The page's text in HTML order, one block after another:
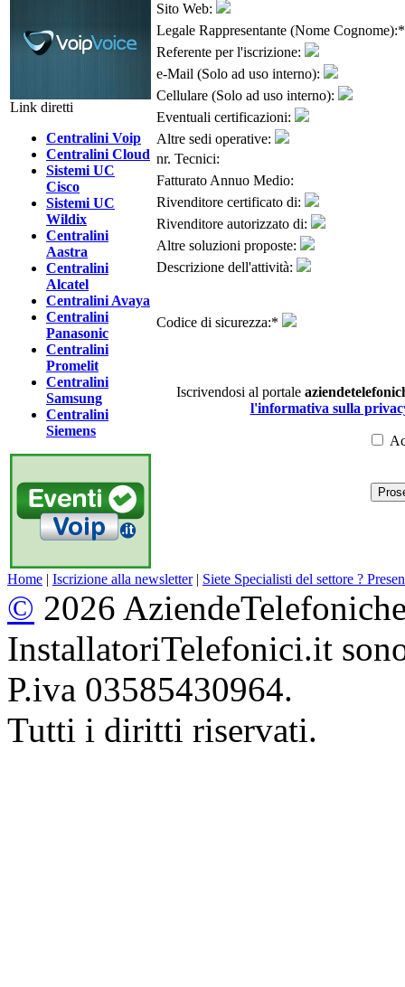
Link diretti
Centralini Voip
Centralini Cloud
Sistemi UC
Cisco
Sistemi UC
Wildix
Centralini
Aastra
Centralini
Alcatel
Centralini Avaya
Centralini
Panasonic
Centralini
Promelit
Centralini
Samsung
Centralini
Siemens
Sito Web:
Legale Rappresentante (Nome Cognome):*
Referente per l'iscrizione:
e-Mail (Solo ad uso interno):
Cellulare (Solo ad uso interno):
Eventuali certificazioni:
Altre sedi operative:
nr. Tecnici:
Fatturato Annuo Medio:
Rivenditore certificato di:
Rivenditore autorizzato di:
Altre soluzioni proposte:
Descrizione dell'attività:
Codice di sicurezza:*
Iscrivendosi al portale
l'informativa sulla
Home | Iscrizione alla newsletter| Siete Specialisti del settore ?
© 2026
InstallatoriTelefonici.it
P.iva 03585430964.
Tutti i diritti riservati.